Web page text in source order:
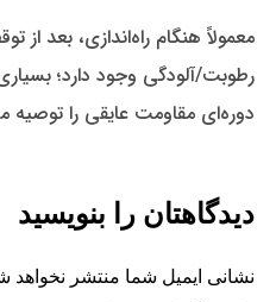
معمولاً هنگام راه‌اندازی، بعد از
رطوبت/آلودگی وجود دارد؛ بسیاری
دوره‌ای مقاومت عایقی را توصیه
دیدگاهتان را بنویسید
نشانی ایمیل شما منتشر نخواهد